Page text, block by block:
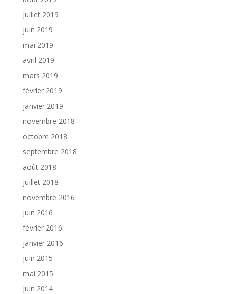
juillet 2019
juin 2019
mai 2019
avril 2019
mars 2019
février 2019
janvier 2019
novembre 2018
octobre 2018
septembre 2018
août 2018
juillet 2018
novembre 2016
juin 2016
février 2016
janvier 2016
juin 2015
mai 2015
juin 2014